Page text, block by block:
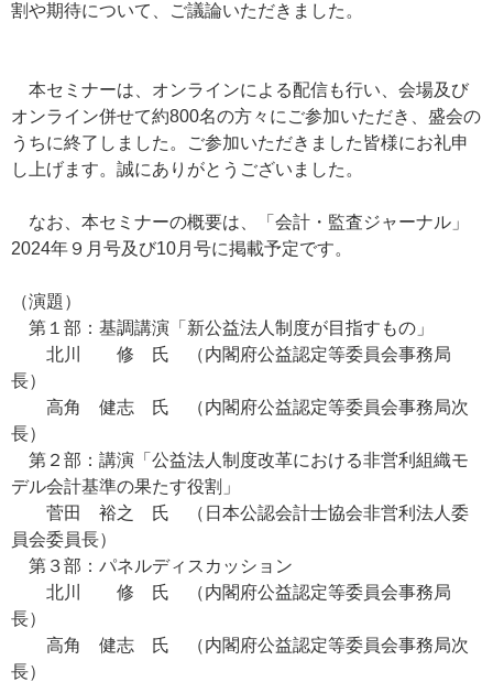
割や期待について、ご議論いただきました。
本セミナーは、オンラインによる配信も行い、会場及び
オンライン併せて約800名の方々にご参加いただき、盛会の
うちに終了しました。ご参加いただきました皆様にお礼申
し上げます。誠にありがとうございました。
なお、本セミナーの概要は、「会計・監査ジャーナル」
2024年９月号及び10月号に掲載予定です。
（演題）
第１部：基調講演「新公益法人制度が目指すもの」
北川 修 氏 （内閣府公益認定等委員会事務局
長）
高角 健志 氏 （内閣府公益認定等委員会事務局次
長）
第２部：講演「公益法人制度改革における非営利組織モ
デル会計基準の果たす役割」
菅田 裕之 氏 （日本公認会計士協会非営利法人委
員会委員長）
第３部：パネルディスカッション
北川 修 氏 （内閣府公益認定等委員会事務局
長）
高角 健志 氏 （内閣府公益認定等委員会事務局次
長）